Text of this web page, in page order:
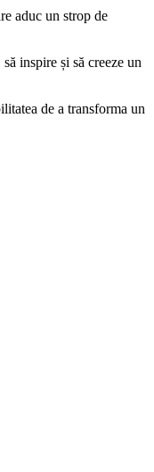
aduc un strop de
inspire și să creeze un
de a transforma un